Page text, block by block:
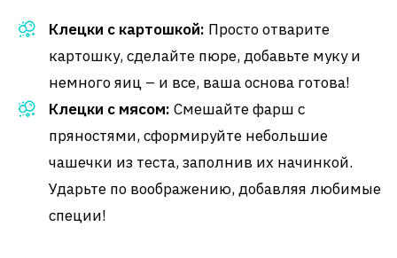
Клецки с картошкой: Просто отварите
картошку, сделайте пюре, добавьте муку и
немного яиц – и все, ваша основа готова!
Клецки с мясом: Смешайте фарш с
пряностями, сформируйте небольшие
чашечки из теста, заполнив их начинкой.
Ударьте по воображению, добавляя любимые
специи!